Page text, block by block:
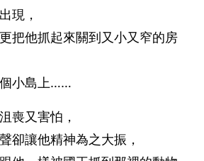
現，
把他抓起來關到又小又窄的房
小島上……
喪又害怕，
卻讓他精神為之大振，